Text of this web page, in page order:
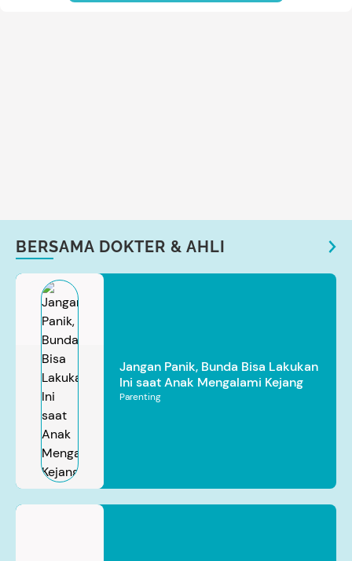
BERSAMA DOKTER & AHLI
Jangan Panik, Bunda Bisa Lakukan
Ini saat Anak Mengalami Kejang
Parenting